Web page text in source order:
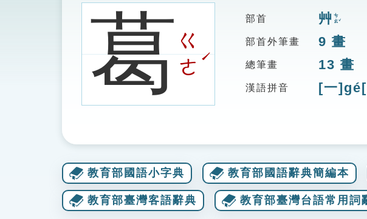
圖
示
葛ㄍ
ㄜ
ˊ
部首 艸ㄘㄠˇ
部首外筆畫 9 畫
總筆畫 13 畫
漢語拼音 [一
教育部國語小字典 教育部國語辭典簡編本
教育部臺灣客語辭典 教育部臺灣台語常用詞